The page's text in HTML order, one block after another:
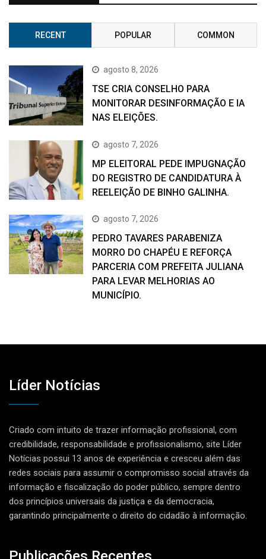
RECENT POPULAR COMMON
agosto 8, 2026
TSE CRIA CONSELHO PARA
MONITORAR DESINFORMAÇÃO E IA
NAS ELEIÇÕES.
agosto 7, 2026
MP ELEITORAL PEDE IMPUGNAÇÃO
DO REGISTRO DE CANDIDATURA À
REELEIÇÃO DE BINHO GALINHA.
agosto 7, 2026
PEDRO TAVARES PARABENIZA
MORRO DO CHAPÉU E REFORÇA
PARCERIA COM PREFEITA JULIANA
PARA LEVAR MELHORIAS AO
MUNICÍPIO.
Líder Notícias
Criado com intuito de trazer informação profissional, com
credibilidade, responsabilidade e profissionalismo, site Líder
Notícias possui 13 anos de experiência e cresceu além das
redes sociais para assumir o compromisso social através da
informação e fiscalização do poder público, sempre dentro
dos princípios universais da justiça e da democracia,
garantindo principalmente o direito do cidadão à informação.